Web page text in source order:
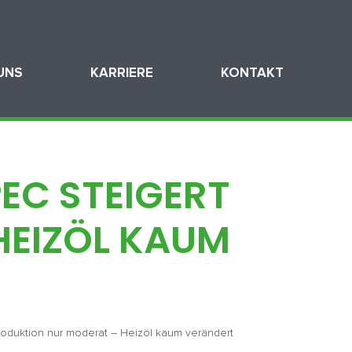
KARRIERE KONTAKT
STEIGERT
KAUM
nur moderat – Heizöl kaum verändert